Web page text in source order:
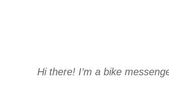
Hi there! I’m a bike